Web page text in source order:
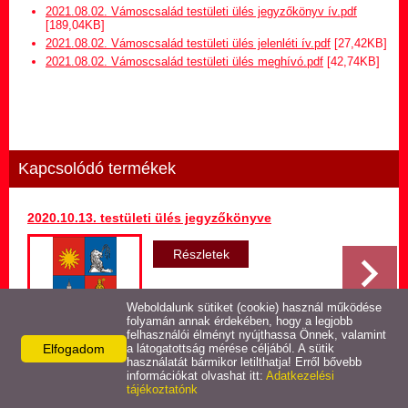
Hirdetmény termőföld
bérletére
Települési Arculati
Képviselő-testületi ülések
Egészségügyi ellátás
Egyéb szolgáltatások
Látnivalók
2021.08.02. Vámoscsalád testületi ülés jegyzőkönyv ív.pdf
[189,04KB]
2021.08.02. Vámoscsalád testületi ülés jelenléti ív.pdf [27,42KB]
2021.08.02. Vámoscsalád testületi ülés meghívó.pdf [42,74KB]
Kapcsolódó termékek
2020.10.13. testületi ülés jegyzőkönyve
Részletek
Vissza az előző oldalra!
Elfogadom
Weboldalunk sütiket (cookie) használ működése
folyamán annak érdekében, hogy a legjobb
felhasználói élményt nyújthassa Önnek, valamint
a látogatottság mérése céljából. A sütik
használatát bármikor letilthatja! Erről bővebb
információkat olvashat itt: Adatkezelési
tájékoztatónk